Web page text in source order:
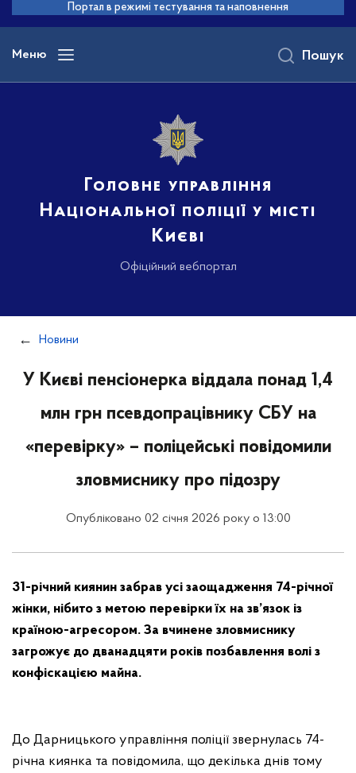
основного
вмісту
Портал в режимі тестування та наповнення
Меню
Головне управління
Національної поліції у місті
Києві
Офіційний вебпортал
Пошук
Новини
У Києві пенсіонерка віддала понад 1,4
млн грн псевдопрацівнику СБУ на
«перевірку» – поліцейські повідомили
зловмиснику про підозру
Опубліковано 02 січня 2026 року о 13:00
31-річний киянин забрав усі заощадження 74-річної
жінки, нібито з метою перевірки їх на зв’язок із
країною-агресором. За вчинене зловмиснику
загрожує до дванадцяти років позбавлення волі з
конфіскацією майна.
До Дарницького управління поліції звернулась 74-
річна киянка та повідомила, що декілька днів тому